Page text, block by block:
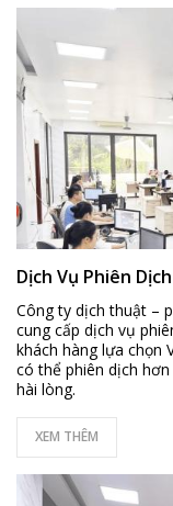
Dịch Vụ Phiên
Công ty dịch thuật –
cung cấp dịch vụ
khách hàng lựa chọn
có thể phiên dịch
hài lòng.
XEM THÊM